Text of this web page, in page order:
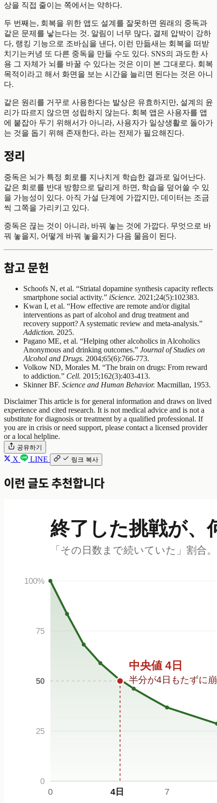
상을 직접 줄이는 쪽에서는 약하다.
두 번째는, 회복을 위한 앱도 설계를 잘못하면 원래의 중독과
같은 문제를 낳는다는 것. 알림이 너무 많다, 결제 압박이 강하
다, 랭킹 기능으로 조바심을 낸다, 이런 만듦새는 회복을 떠받
치기는커녕 또 다른 중독을 만들 수도 있다. SNS의 과도한 사
용 그 자체가 뇌를 바꿀 수 있다는 것은 이미 본 그대로다. 회복
목적이라고 해서 화면을 보는 시간을 늘리면 된다는 것은 아니
다.
같은 원리를 거꾸로 사용한다는 발상은 유효하지만, 설계의 윤
리가 따르지 않으면 성립하지 않는다. 회복 앱은 사용자를 앱
에 붙잡아 두기 위해서가 아니라, 사용자가 일상생활로 돌아가
는 것을 돕기 위해 존재한다, 라는 전제가 필요해진다.
정리
중독은 뇌가 특정 회로를 지나치게 학습한 결과로 일어난다.
같은 회로를 반대 방향으로 달리게 하면, 학습을 덮어쓸 수 있
을 가능성이 있다. 아직 가설 단계에 가깝지만, 데이터는 조금
씩 그쪽을 가리키고 있다.
중독은 끊는 것이 아니라, 바꿔 놓는 것에 가깝다. 무엇으로 바
꿔 놓을지, 어떻게 바꿔 놓을지가 다음 물음이 된다.
참고 문헌
Schoofs N, et al. “Striatal dopamine synthesis capacity reflects
smartphone social activity.” iScience. 2021;24(5):102383.
Kwan I, et al. “How effective are remote and/or digital
interventions as part of alcohol and drug treatment and
recovery support? A systematic review and meta-analysis.”
Addiction. 2025.
Pagano ME, et al. “Helping other alcoholics in Alcoholics
Anonymous and drinking outcomes.” Journal of Studies on
Alcohol and Drugs. 2004;65(6):766-773.
Volkow ND, Morales M. “The brain on drugs: From reward
to addiction.” Cell. 2015;162(3):403-413.
Skinner BF. Science and Human Behavior. Macmillan, 1953.
DisclaimerThis article is for general information and draws on lived
experience and cited research. It is not medical advice and is not a
substitute for diagnosis or treatment by a qualified professional. If
you are in crisis or need support, please contact a licensed provider
or a local helpline.
공유하기
X LINE 링크 복사
이런 글도 추천합니다